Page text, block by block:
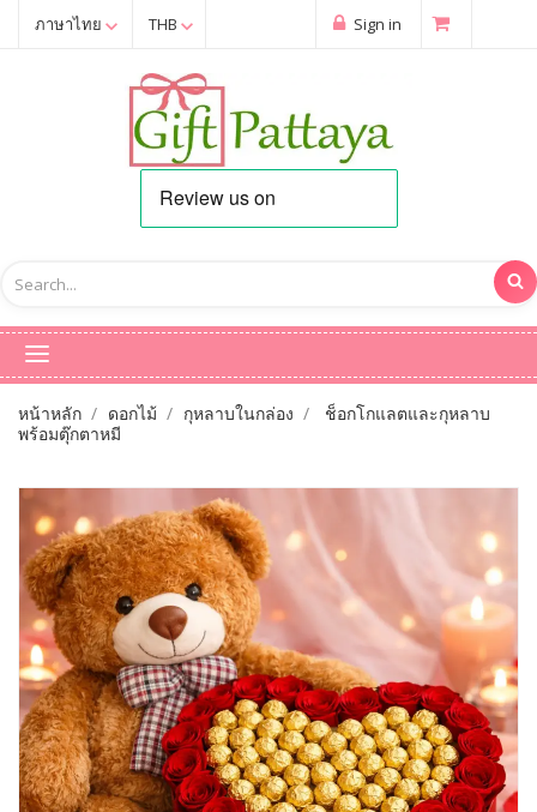
ภาษาไทย THB Sign in
หน้าหลัก ดอกไม้ กุหลาบในกล่อง
ช็อกโกแลตและกุหลาบ
พร้อมตุ๊กตาหมี